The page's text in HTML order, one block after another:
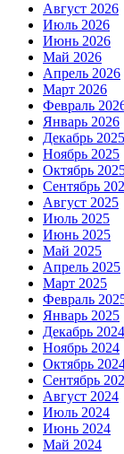
Август 2026
Июль 2026
Июнь 2026
Май 2026
Апрель 2026
Март 2026
Февраль
Январь 2026
Декабрь 2025
Ноябрь 2025
Октябрь
Сентябрь
Август 2025
Июль 2025
Июнь 2025
Май 2025
Апрель 2025
Март 2025
Февраль
Январь 2025
Декабрь 2024
Ноябрь 2024
Октябрь
Сентябрь
Август 2024
Июль 2024
Июнь 2024
Май 2024